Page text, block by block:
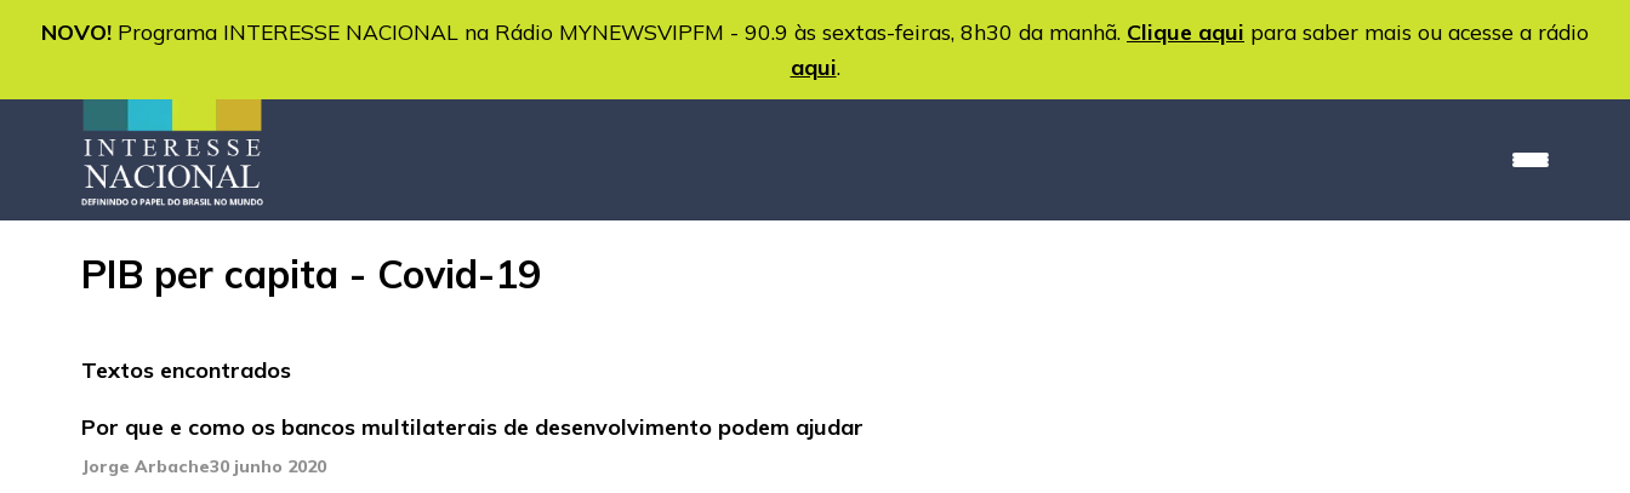
NOVO! Programa INTERESSE NACIONAL na Rádio MYNEWSVIPFM - 90.9 às sextas-feiras, 8h30 da manhã. Clique aqui para saber mais ou acesse a rádio
aqui.
PIB per capita - Covid-19
Textos encontrados
Por que e como os bancos multilaterais de desenvolvimento podem ajudar
Jorge Arbache30 junho 2020